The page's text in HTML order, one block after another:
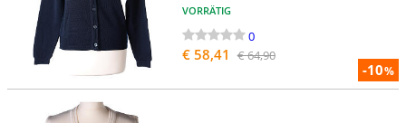
-10%
VORRÄTIG
0
€ 58,41 € 64,90